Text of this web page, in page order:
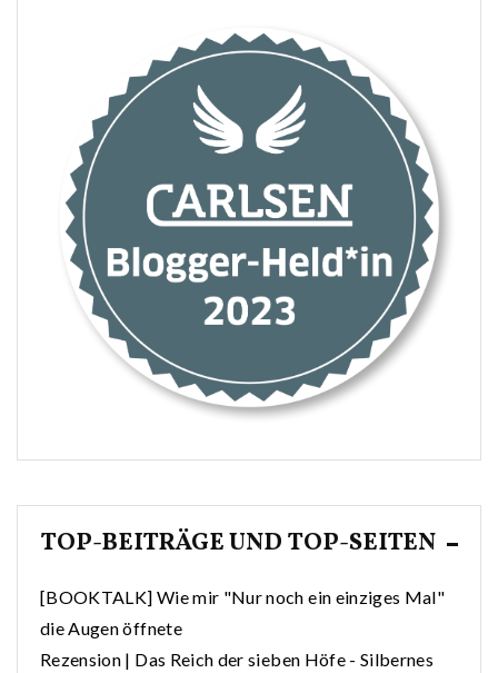
TOP-BEITRÄGE UND TOP-SEITEN
[BOOKTALK] Wie mir "Nur noch ein einziges Mal"
die Augen öffnete
Rezension | Das Reich der sieben Höfe - Silbernes